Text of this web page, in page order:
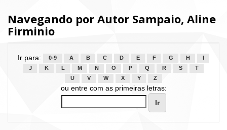
Navegando por Autor Sampaio, Aline
Firminio
Ir para: 0-9 A B C D E F G H
J
K L M N O P Q R S
T
U
V W X Y Z
ou entre com as primeiras letras: